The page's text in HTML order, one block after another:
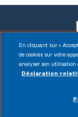
En cliquant sur «
de cookies sur votre
analyser son utilisation
Déclaration